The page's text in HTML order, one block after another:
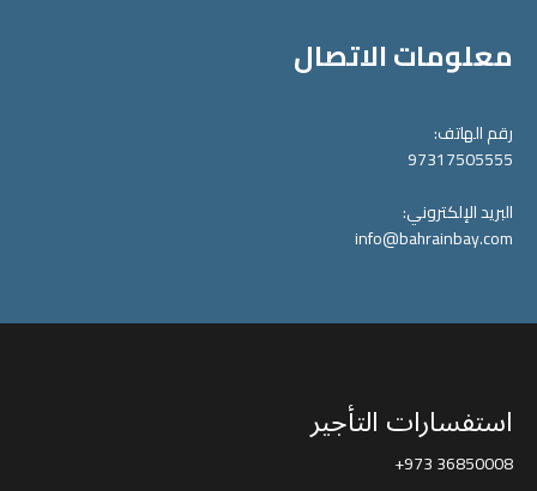
معلومات الاتصال
رقم الهاتف:
97317505555
البريد الإلكتروني:
info@bahrainbay.com
استفسارات التأجير
+973 36850008